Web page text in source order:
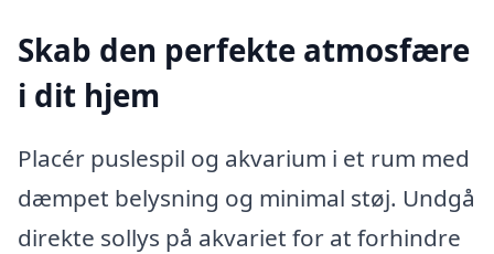
Skab den perfekte atmosfære
i dit hjem
Placér puslespil og akvarium i et rum med
dæmpet belysning og minimal støj. Undgå
direkte sollys på akvariet for at forhindre